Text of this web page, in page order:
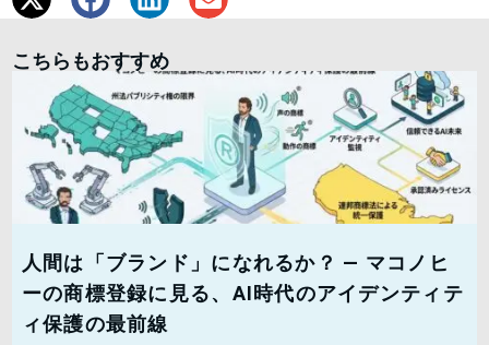
こちらもおすすめ
人間は「ブランド」になれるか？ — マコノヒ
ーの商標登録に見る、AI時代のアイデンティテ
ィ保護の最前線